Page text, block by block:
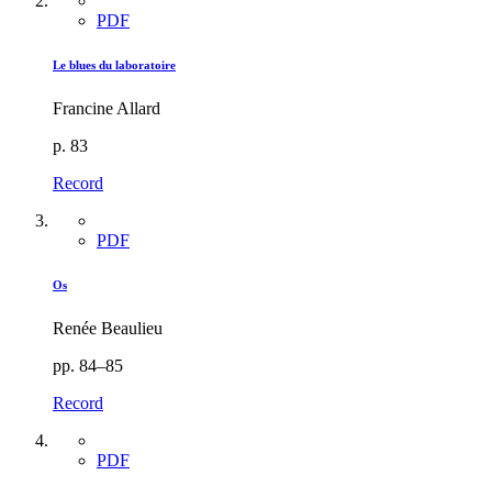
PDF
Le blues du laboratoire
Francine Allard
p. 83
Record
PDF
Os
Renée Beaulieu
pp. 84–85
Record
PDF